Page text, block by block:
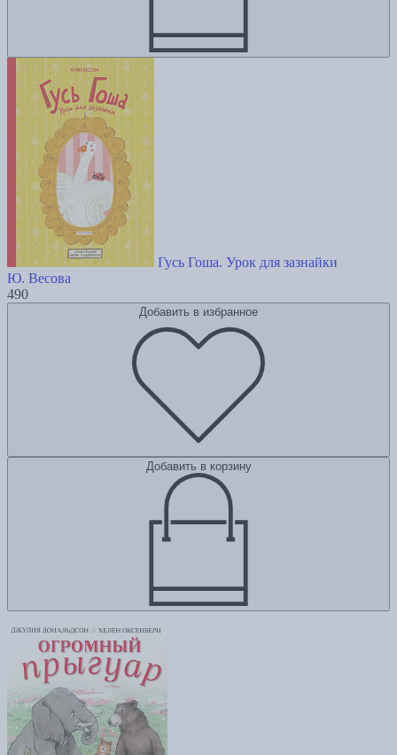
Гусь Гоша. Урок для зазнайки
Ю. Весова
490
Добавить в избранное
Добавить в корзину